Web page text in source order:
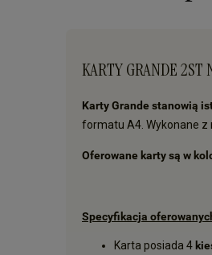
KARTY GRANDE
Karty Grande stanowią
formatu A4. Wykonane z
Oferowane karty są w
Specyfikacja
Karta posiada 4